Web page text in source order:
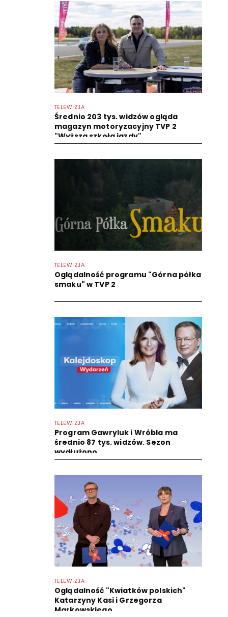
TELEWIZJA
Średnio 203 tys. widzów ogląda
magazyn motoryzacyjny TVP 2
"Wyższa szkoła jazdy"
TELEWIZJA
Oglądalność programu "Górna półka
smaku" w TVP 2
TELEWIZJA
Program Gawryluk i Wróbla ma
średnio 87 tys. widzów. Sezon
wydłużono
TELEWIZJA
Oglądalność "Kwiatków polskich"
Katarzyny Kasi i Grzegorza
Markowskiego